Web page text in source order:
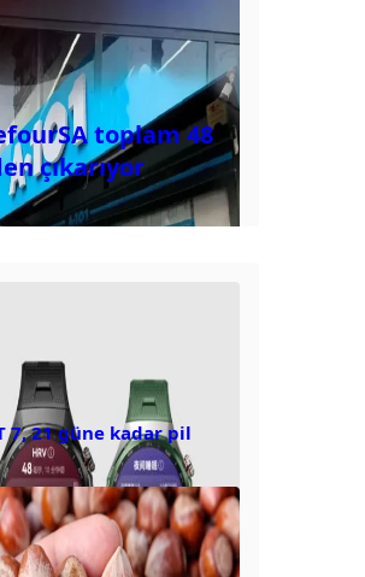
toplam 48
çıkarıyor
7, 21 güne kadar pil